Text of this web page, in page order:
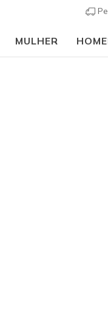
MULHER